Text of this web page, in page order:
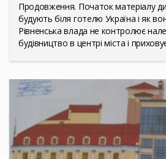
Продовження. Початок матеріалу
будують біля готелю Україна і як
Рівненська влада не контролює
будівництво в центрі міста і